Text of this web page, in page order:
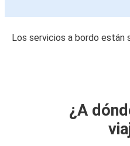
Los servicios a bordo están
¿A